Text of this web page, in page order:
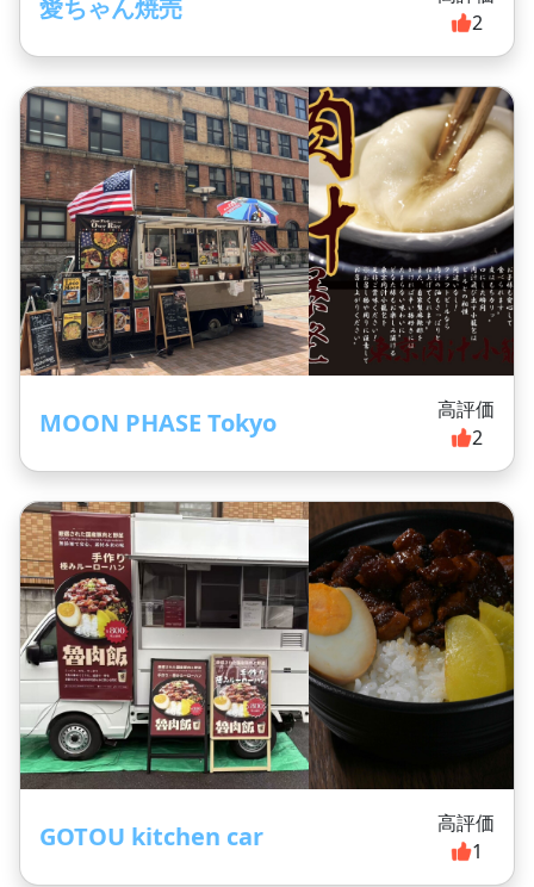
愛ちゃん焼売
2
MOON PHASE Tokyo
高評価
2
GOTOU kitchen car
高評価
1